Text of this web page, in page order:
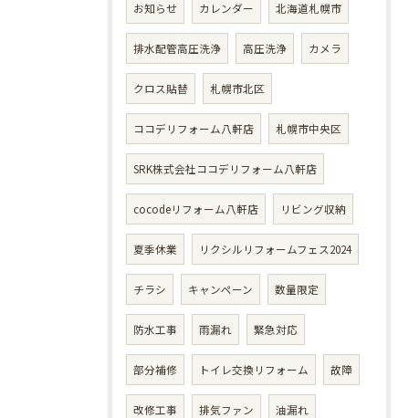
お知らせ カレンダー 北海道札幌市
排水配管高圧洗浄 高圧洗浄 カメラ
クロス貼替 札幌市北区
ココデリフォーム八軒店 札幌市中央区
SRK株式会社ココデリフォーム八軒店
cocodeリフォーム八軒店 リビング収納
夏季休業 リクシルリフォームフェス2024
チラシ キャンペーン 数量限定
防水工事 雨漏れ 緊急対応
部分補修 トイレ交換リフォーム 故障
改修工事 排気ファン 油漏れ